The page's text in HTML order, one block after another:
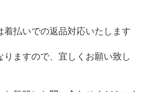
払いでの返品対応いたします
ますので、宜しくお願い致し